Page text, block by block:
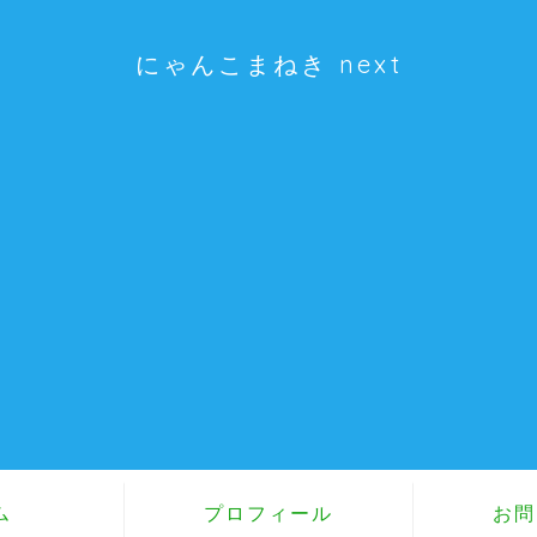
にゃんこまねき next
プロフィール お